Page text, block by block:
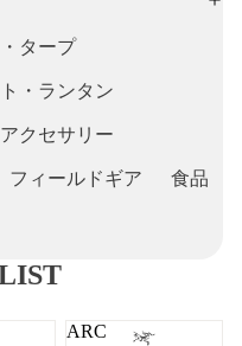
タープ
・ランタン
クセサリー
フィールドギア 食品
ARC'TERYX